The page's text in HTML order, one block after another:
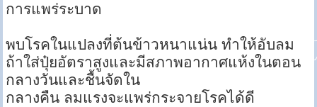
การแพร่ระบาด
พบโรคในแปลงที่ต้นข้าวหนาแน่น ทำให้อับลม
ถ้าใส่ปุ๋ยอัตราสูงและมีสภาพอากาศแห้งในตอน
กลางวันและชื้นจัดใน
กลางคืน ลมแรงจะแพร่กระจายโรคได้ดี